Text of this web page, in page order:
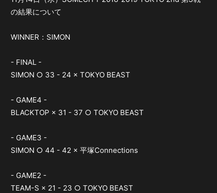
の結果について
WINNER：SIMON
- FINAL -
SIMON ○ 33 - 24 × TOKYO BEAST
- GAME4 -
BLACKTOP × 31 - 37 ○ TOKYO BEAST
- GAME3 -
SIMON ○ 44 - 42 × 平塚Connections
- GAME2 -
TEAM-S × 21 - 23 ○ TOKYO BEAST